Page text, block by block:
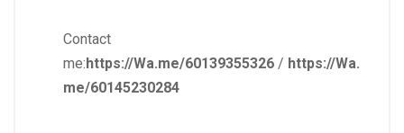
Contact
me:https://Wa.me/60139355326 / https://Wa.
me/60145230284